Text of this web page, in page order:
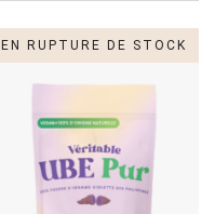
EN RUPTURE DE STOCK